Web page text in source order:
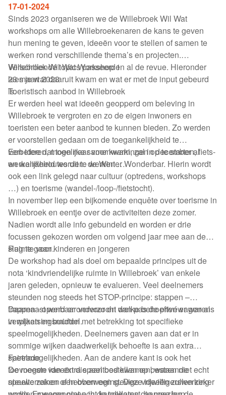
17-01-2024
Sinds 2023 organiseren we de Willebroek Wil Wat
workshops om alle Willebroekenaren de kans te geven
hun mening te geven, ideeën voor te stellen of samen te
werken rond verschillende thema’s en projecten.
Verschillende topics passeerden al de revue. Hieronder
lees je wat daaruit kwam en wat er met de input gebeurd
is.
Willebroek Wil Wat Workshop 1
23 maart 2023
Toeristisch aanbod in Willebroek
Er werden heel wat ideeën geopperd om beleving in
Willebroek te vergroten en zo de eigen inwoners en
toeristen een beter aanbod te kunnen bieden. Zo werden
er voorstellen gedaan om de toegankelijkheid te
verbeteren, mogelijke samenwerkingen op te starten, fiets-
en wandelroutes uit te werken …
Een idee dat toen naar voor kwam, zal in december al
werkelijkheid worden: de Winter Wonderbar. Hierin wordt
ook een link gelegd naar cultuur (optredens, workshops
…) en toerisme (wandel-/loop-/fietstocht).
In november liep een bijkomende enquête over toerisme in
Willebroek en eentje over de activiteiten deze zomer.
Nadien wordt alle info gebundeld en worden er drie
focussen gekozen worden om volgend jaar mee aan de
slag te gaan.
Ruimte voor kinderen en jongeren
De workshop had als doel om bepaalde principes uit de
nota ‘kindvriendelijke ruimte in Willebroek’ van enkele
jaren geleden, opnieuw te evalueren. Veel deelnemers
steunden nog steeds het STOP-principe: stappen –
trappen - openbaar vervoer en dan pas de privéwagen als
verplaatsingsmiddel.
Daarnaast werd er onderzocht welke behoeften er waren
in wijken en buurten met betrekking tot specifieke
speelmogelijkheden. Deelnemers gaven aan dat er in
sommige wijken daadwerkelijk behoefte is aan extra
speelmogelijkheden. Aan de andere kant is ook het
toevoegen van extra speeltoestellen op bestaande
speelterreinen een overweging. Deze ideeën zullen zeker
Fairtrade
De meeste ideeën die aan bod kwamen, waren niet echt
nieuwe zaken of hebben een stevige vrijwilligerswerking